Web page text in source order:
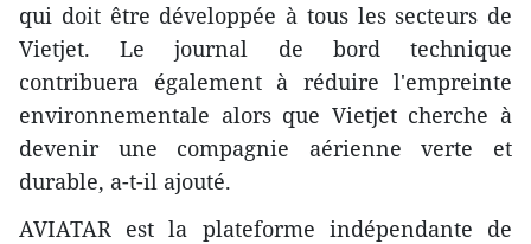
qui doit être développée à tous les secteurs de
Vietjet. Le journal de bord technique
contribuera également à réduire l'empreinte
environnementale alors que Vietjet cherche à
devenir une compagnie aérienne verte et
durable, a-t-il ajouté.
AVIATAR est la plateforme indépendante de